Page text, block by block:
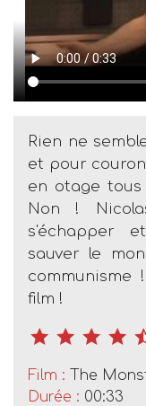
Rien ne
et pour
en otage tous
Non !
s'échapper
sauver le
film !
Film : The
Durée : 00:33